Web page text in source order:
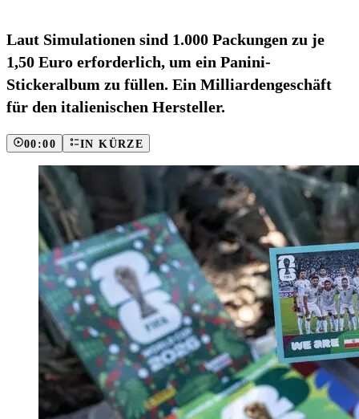
Laut Simulationen sind 1.000 Packungen zu je
1,50 Euro erforderlich, um ein Panini-
Stickeralbum zu füllen. Ein Milliardengeschäft
für den italienischen Hersteller.
00:00 IN KÜRZE